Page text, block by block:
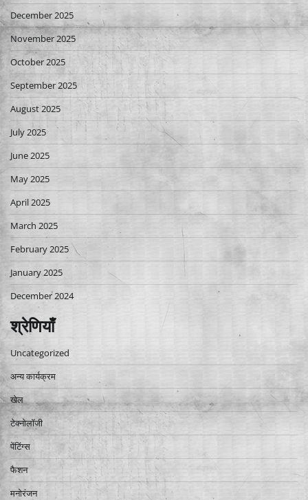
December 2025
November 2025
October 2025
September 2025
August 2025
July 2025
June 2025
May 2025
April 2025
March 2025
February 2025
January 2025
December 2024
श्रेणियाँ
Uncategorized
अन्य कार्यक्रम
खेल
टेक्नोलॉजी
पेंटिंग्स
फैशन
मनोरंजन